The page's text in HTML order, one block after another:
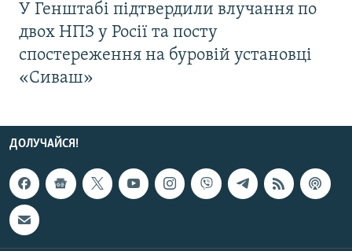
У Генштабі підтвердили влучання по
двох НПЗ у Росії та посту
спостереження на буровій установці
«Сиваш»
ДОЛУЧАЙСЯ!